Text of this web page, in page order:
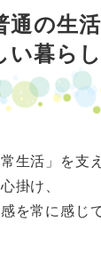
の生活
い暮らし
生活」を支
掛け、
を常に感じ